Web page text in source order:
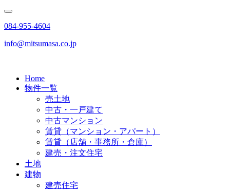
084-955-4604
info@mitsumasa.co.jp
Home
物件一覧
売土地
中古・一戸建て
中古マンション
賃貸（マンション・アパート）
賃貸（店舗・事務所・倉庫）
建売・注文住宅
土地
建物
建売住宅